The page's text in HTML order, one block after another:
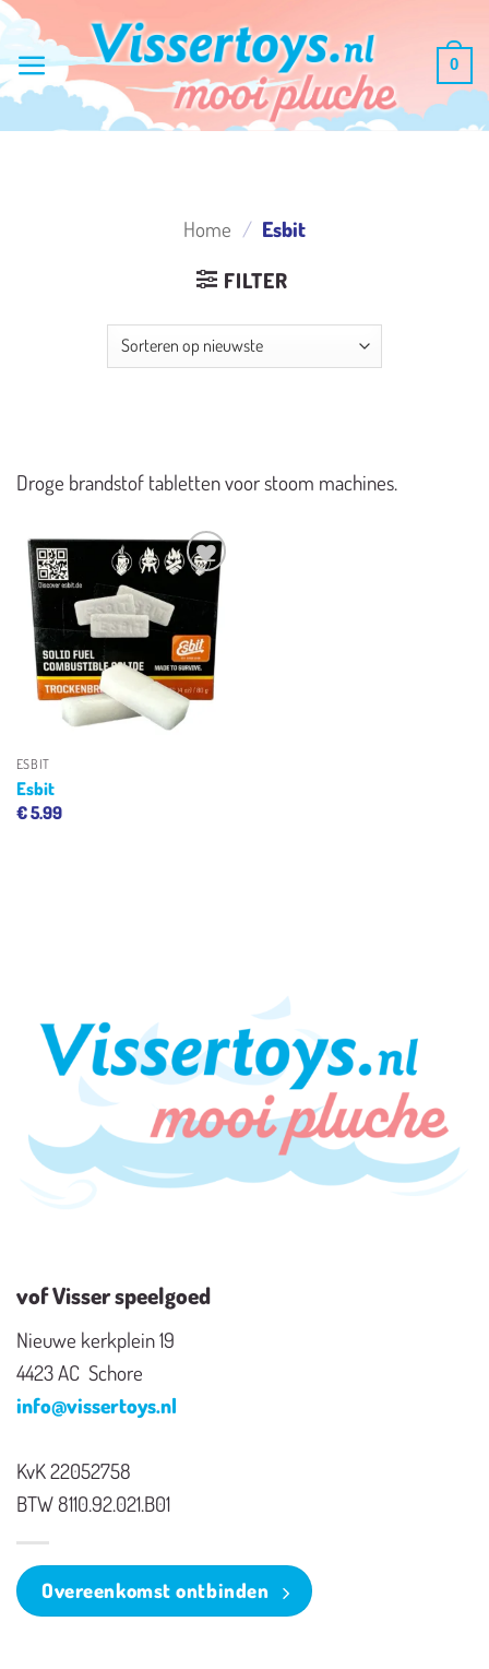
Ga
inhoud
0
Home / Esbit
FILTER
Droge brandstof tabletten voor stoom machines.
Toevoegen
verlanglijst
ESBIT
Esbit
€5.99
vof Visser speelgoed
Nieuwe kerkplein 19
4423 AC Schore
info@vissertoys.nl
KvK 22052758
BTW 8110.92.021.B01
Overeenkomst ontbinden